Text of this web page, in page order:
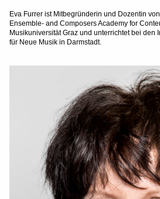
Eva Furrer ist Mitbegründerin und Dozentin
Ensemble- and Composers Academy for
Musikuniversität Graz und unterrichtet bei den
für Neue Musik in Darmstadt.